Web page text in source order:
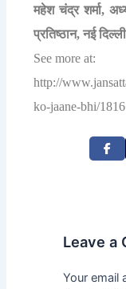
महेश चंद्र शर्मा,
प्रतिष्ठान,नईदिल्ली
See more at:
http://
ko-jaane-bhi/
Leave a
Your email